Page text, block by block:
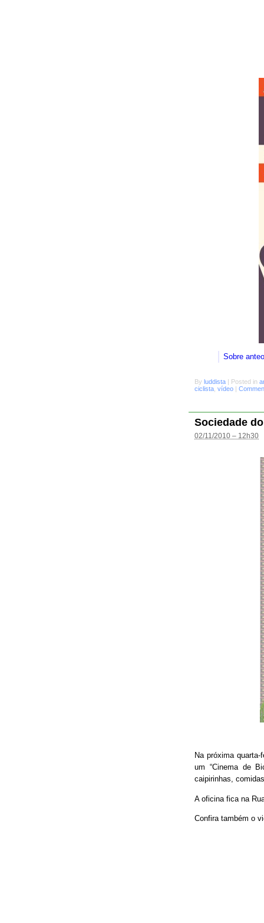
Sobre
By luddista Posted in
ciclista vídeo
Sociedade
02/11/2010 – 12h30
Na próxima
um “Cinema de
caipirinhas,
A oficina fica na
Confira também o